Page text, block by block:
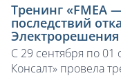
Тренинг «FMEA
последствий
Электрорешения
С 29 сентября по 01
Консалт» провела